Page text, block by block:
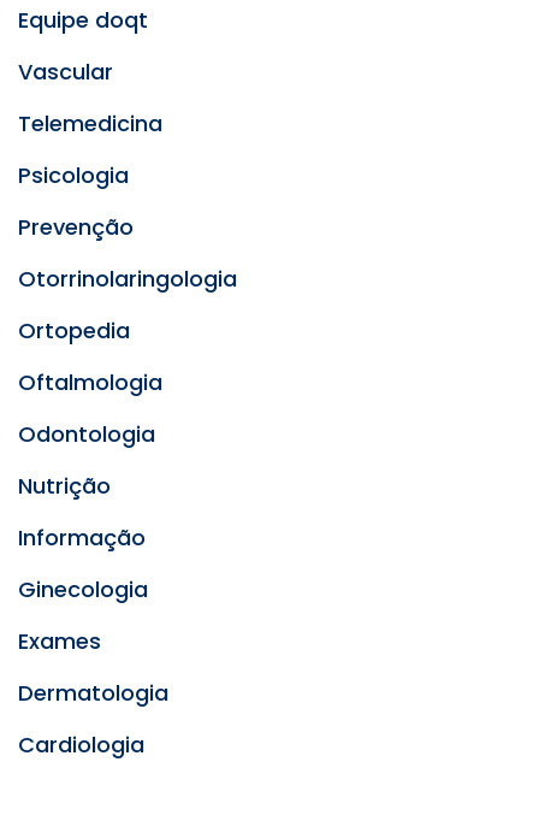
Equipe doqt
Vascular
Telemedicina
Psicologia
Prevenção
Otorrinolaringologia
Ortopedia
Oftalmologia
Odontologia
Nutrição
Informação
Ginecologia
Exames
Dermatologia
Cardiologia